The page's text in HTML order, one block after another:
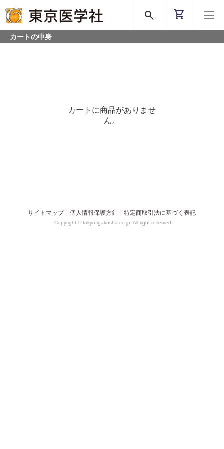
search shopping_cart
カートの中身
カートに商品がありませ
ん。
サイトマップ| 個人情報保護方針 特定商取引法に基づく表記
Copyright © tokyo-igakusha.co.jp. All right reserved.